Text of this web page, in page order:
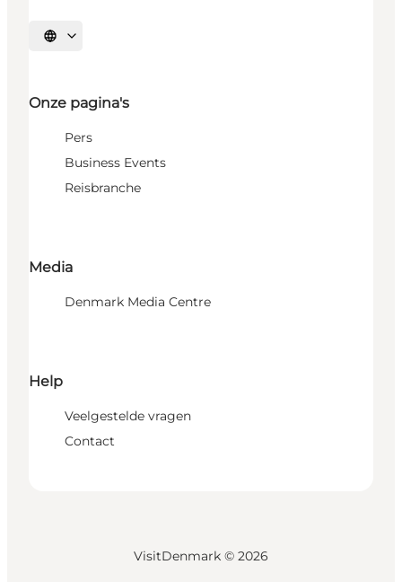
Selecteer taal
Onze pagina's
Pers
Business Events
Reisbranche
Media
Denmark Media Centre
Help
Veelgestelde vragen
Contact
VisitDenmark © 2026